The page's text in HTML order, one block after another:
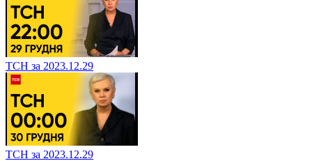
ТСН за 2023.12.29
ТСН за 2023.12.29